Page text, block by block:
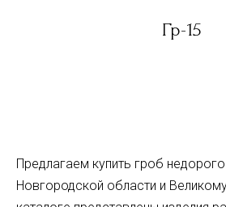
Гр-15
Предлагаем купить гроб
Новгородской области и